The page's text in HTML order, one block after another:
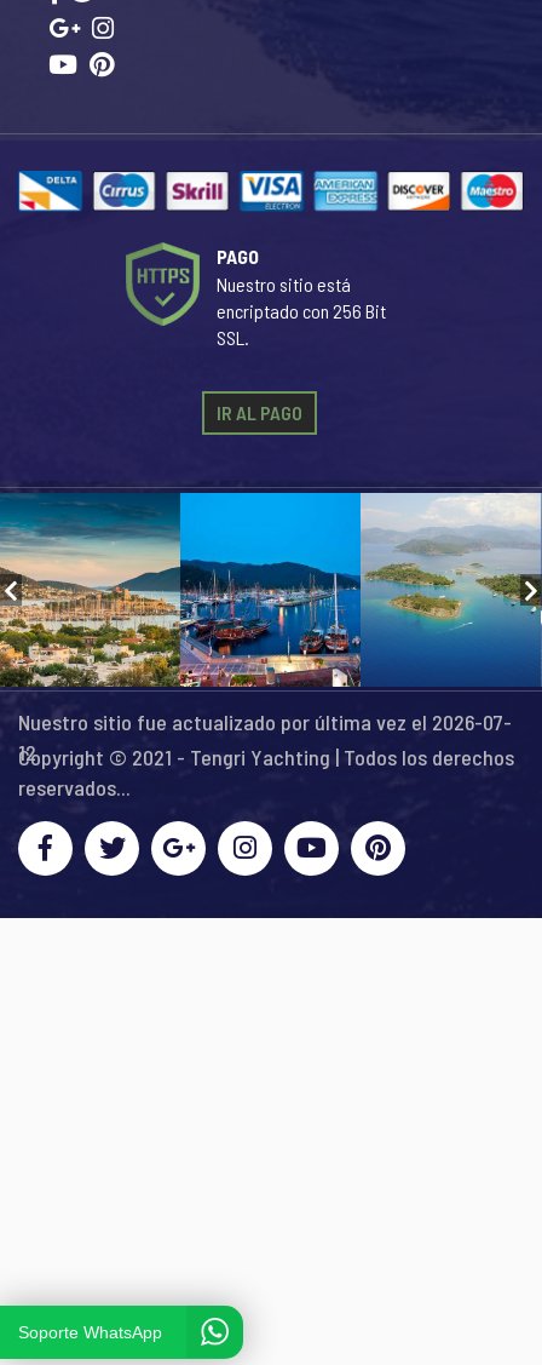
PAGO
Nuestro sitio está
encriptado con 256 Bit
SSL.
IR AL PAGO
Nuestro sitio fue actualizado por última vez el 2026-07-
12
Copyright © 2021 - Tengri Yachting | Todos los derechos
reservados...
Soporte WhatsApp